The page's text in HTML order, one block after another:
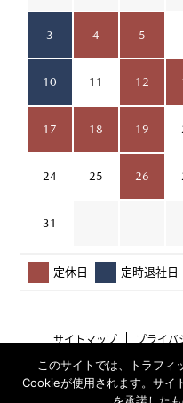
3 4 5
10 11 12
17 18 19
24 25 26
31
定休日 定時退社日
サイトマップ プライバ
このサイトでは、トラフィ
Cookieが使用されます。サイ